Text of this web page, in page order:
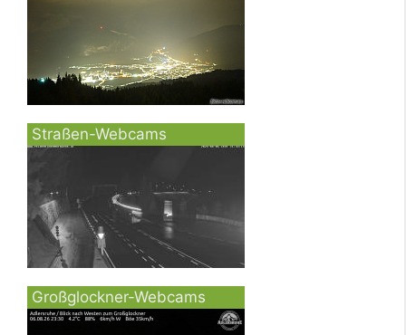
Straßen-Webcams
Großglockner-Webcams